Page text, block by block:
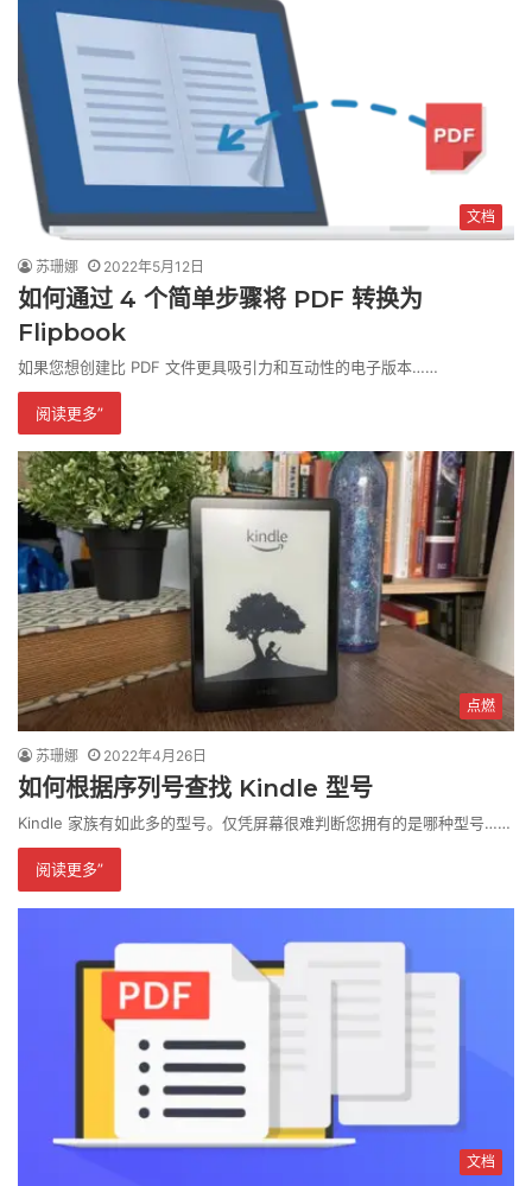
文档
苏珊娜 2022年5月12日
如何通过 4 个简单步骤将 PDF 转换为
Flipbook
如果您想创建比 PDF 文件更具吸引力和互动性的电子版本……
阅读更多”
点燃
苏珊娜 2022年4月26日
如何根据序列号查找 Kindle 型号
Kindle 家族有如此多的型号。仅凭屏幕很难判断您拥有的是哪种型号……
阅读更多”
文档